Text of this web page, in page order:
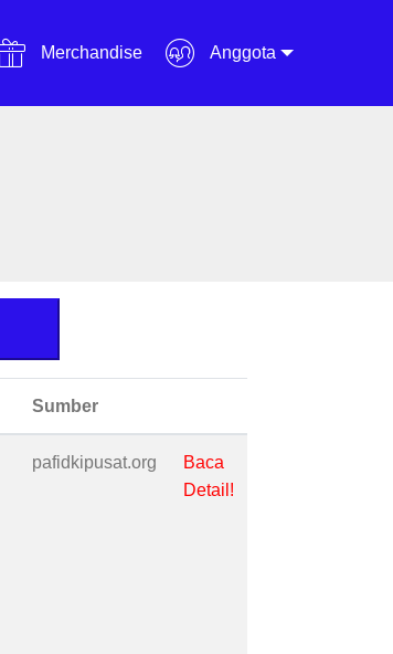
Merchandise Anggota
Sumber
pafidkipusat.org
Baca
Detail!